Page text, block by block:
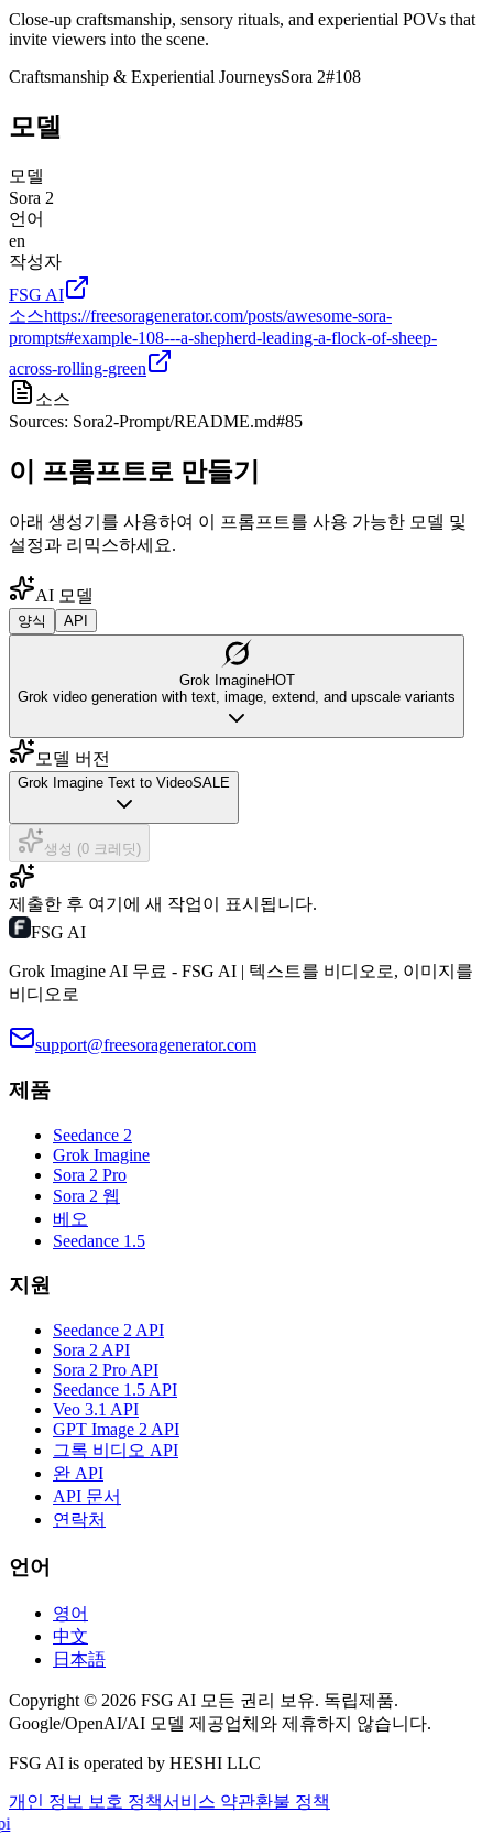
Close-up craftsmanship, sensory rituals, and experiential POVs that
invite viewers into the scene.
Craftsmanship & Experiential JourneysSora 2#108
모델
모델
Sora 2
언어
en
작성자
FSG AI
소스https://freesoragenerator.com/posts/awesome-sora-
prompts#example-108---a-shepherd-leading-a-flock-of-sheep-
across-rolling-green
소스
Sources: Sora2-Prompt/README.md#85
이 프롬프트로 만들기
아래 생성기를 사용하여 이 프롬프트를 사용 가능한 모델 및
설정과 리믹스하세요.
AI 모델
양식 API
Grok ImagineHOT
Grok video generation with text, image, extend, and upscale variants
모델 버전
Grok Imagine Text to VideoSALE
생성 (0 크레딧)
제출한 후 여기에 새 작업이 표시됩니다.
FSG AI
Grok Imagine AI 무료 - FSG AI | 텍스트를 비디오로, 이미지를
비디오로
support@freesoragenerator.com
제품
Seedance 2
Grok Imagine
Sora 2 Pro
Sora 2 웹
베오
Seedance 1.5
지원
Seedance 2 API
Sora 2 API
Sora 2 Pro API
Seedance 1.5 API
Veo 3.1 API
GPT Image 2 API
그록 비디오 API
완 API
API 문서
연락처
언어
영어
中文
日本語
Copyright © 2026 FSG AI 모든 권리 보유. 독립제품.
Google/OpenAI/AI 모델 제공업체와 제휴하지 않습니다.
FSG AI is operated by HESHI LLC
개인 정보 보호 정책서비스 약관환불 정책